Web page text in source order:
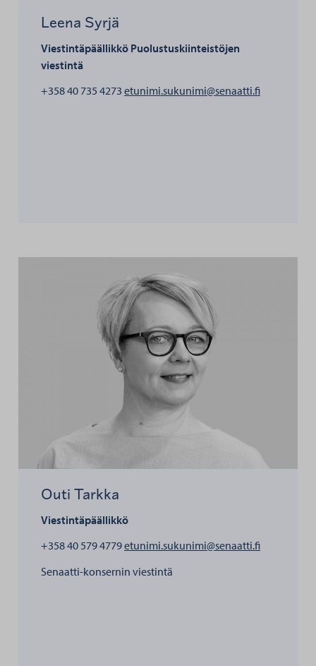
Leena Syrjä
Viestintäpäällikkö Puolustuskiinteistöjen
viestintä
+358 40 735 4273 etunimi.sukunimi@senaatti.fihenkilölle
Outi Tarkka
Viestintäpäällikkö
+358 40 579 4779etunimi.sukunimi@senaatti.fihenkilölle
Senaatti-konsernin viestintä